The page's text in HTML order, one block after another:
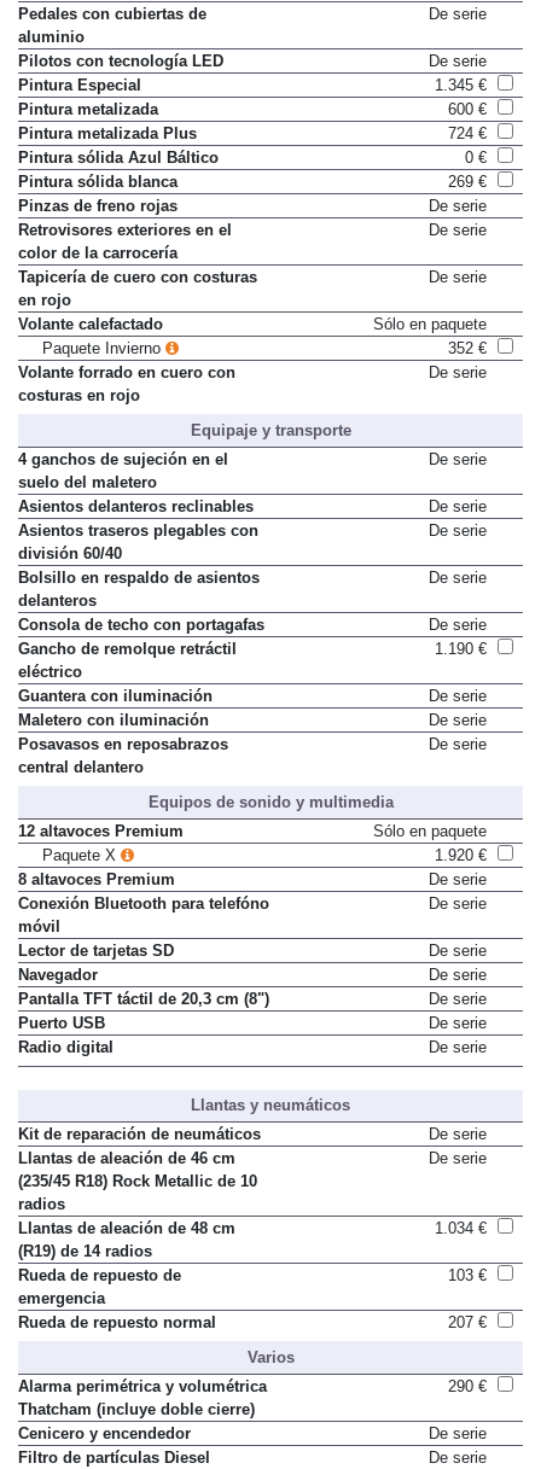
Pedales con cubiertas de
aluminio
De serie
Pilotos con tecnología LED
De serie
Pintura Especial
1.345 €
Pintura metalizada
600 €
Pintura metalizada Plus
724 €
Pintura sólida Azul Báltico
0 €
Pintura sólida blanca
269 €
Pinzas de freno rojas
De serie
Retrovisores exteriores en el
color de la carrocería
De serie
Tapicería de cuero con costuras
en rojo
De serie
Volante calefactado
Sólo en paquete
Paquete Invierno
352 €
Volante forrado en cuero con
costuras en rojo
De serie
Equipaje y transporte
4 ganchos de sujeción en el
suelo del maletero
De serie
Asientos delanteros reclinables
De serie
Asientos traseros plegables con
división 60/40
De serie
Bolsillo en respaldo de asientos
delanteros
De serie
Consola de techo con portagafas
De serie
Gancho de remolque retráctil
eléctrico
1.190 €
Guantera con iluminación
De serie
Maletero con iluminación
De serie
Posavasos en reposabrazos
central delantero
De serie
Equipos de sonido y multimedia
12 altavoces Premium
Sólo en paquete
Paquete X
1.920 €
8 altavoces Premium
De serie
Conexión Bluetooth para telefóno
móvil
De serie
Lector de tarjetas SD
De serie
Navegador
De serie
Pantalla TFT táctil de 20,3 cm (8")
De serie
Puerto USB
De serie
Radio digital
De serie
Llantas y neumáticos
Kit de reparación de neumáticos
De serie
Llantas de aleación de 46 cm
(235/45 R18) Rock Metallic de 10
radios
De serie
Llantas de aleación de 48 cm
(R19) de 14 radios
1.034 €
Rueda de repuesto de
emergencia
103 €
Rueda de repuesto normal
207 €
Varios
Alarma perimétrica y volumétrica
Thatcham (incluye doble cierre)
290 €
Cenicero y encendedor
De serie
Filtro de partículas Diesel
De serie